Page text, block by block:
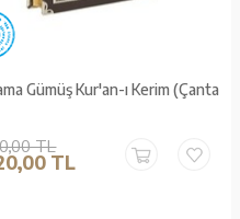
Gümüş Kur'an-ı Kerim (Çanta
TL
TL